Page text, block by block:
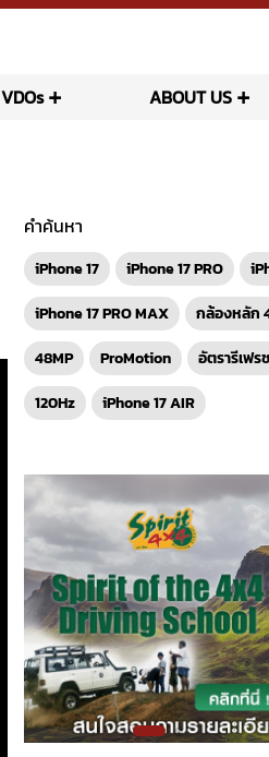
VDOs ABOUT US
คำค้นหา
iPhone 17 iPhone 17 PRO
iPhone 17 PRO MAX
กล้องหลัก
48MP
ProMotion
อัตรารีเฟร
120Hz
iPhone 17 AIR